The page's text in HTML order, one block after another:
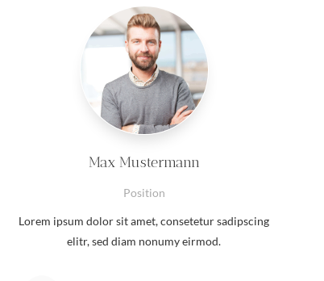
Max Mustermann
Position
Lorem ipsum dolor sit amet, consetetur sadipscing
elitr, sed diam nonumy eirmod.